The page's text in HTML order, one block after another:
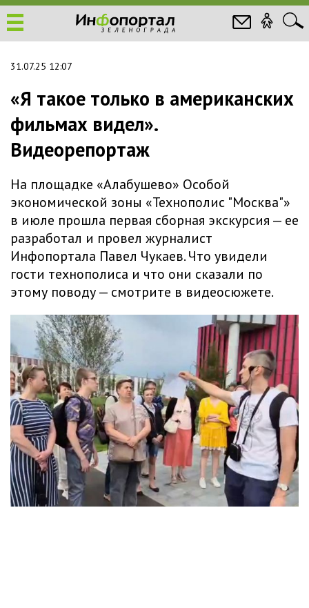
31.07.25 12:07
«Я такое только в американских
фильмах видел».
Видеорепортаж
На площадке «Алабушево» Особой
экономической зоны «Технополис "Москва"»
в июле прошла первая сборная экскурсия — ее
разработал и провел журналист
Инфопортала Павел Чукаев. Что увидели
гости технополиса и что они сказали по
этому поводу — смотрите в видеосюжете.